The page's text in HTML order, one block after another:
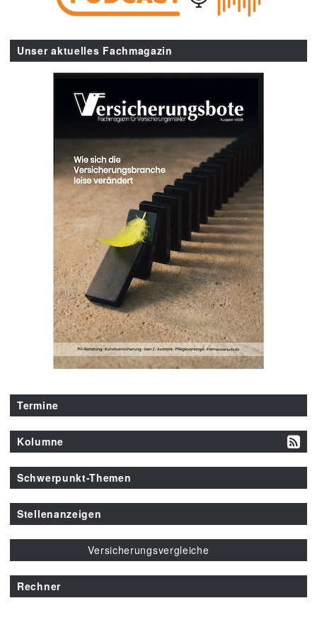
Unser aktuelles Fachmagazin
Termine
Kolumne
Schwerpunkt-Themen
Stellenanzeigen
Versicherungsvergleiche
Rechner